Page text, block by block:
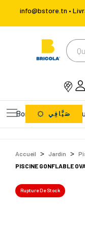
info@bstore.tn •
Bons Plansصَيَّافِي
Accueil Jardin
PISCINE GONFLABLE
Rupture De Stock